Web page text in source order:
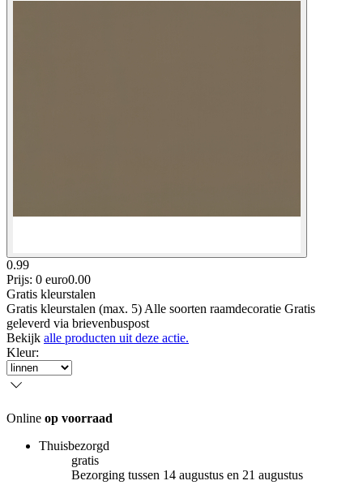
0.99
Prijs: 0 euro0.00
Gratis kleurstalen
Gratis kleurstalen (max. 5) Alle soorten raamdecoratie Gratis
geleverd via brievenbuspost
Bekijk alle producten uit deze actie.
Kleur:
Online op voorraad
Thuisbezorgd
gratis
Bezorging tussen 14 augustus en 21 augustus